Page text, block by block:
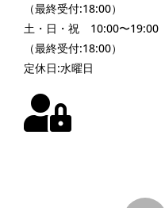
（最終受付:18:00）
土・日・祝 10:00〜19:00
（最終受付:18:00）
定休日:水曜日
